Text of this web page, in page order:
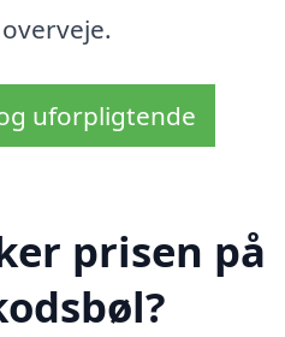
uforpligtende
prisen på